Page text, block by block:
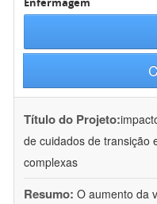
Título do Projeto:
de cuidados de transição
complexas
Resumo: O aumento da